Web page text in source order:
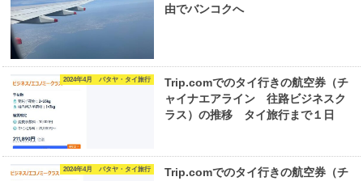
由でバンコクへ
2024年4月 パタヤ・タイ旅行
Trip.comでのタイ行きの航空券（チ
ャイナエアライン 往路ビジネスク
ラス）の推移 タイ旅行まで１日
2024年4月 パタヤ・タイ旅行
Trip.comでのタイ行きの航空券（チ